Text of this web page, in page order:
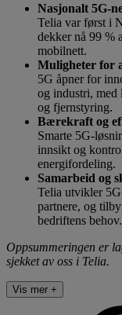
Nasjonalt 5G-
Telia var først i
dekker nå 99 %
mobilnett.
Muligheter for
5G åpner for
og industri, med
og fjernstyring.
Bærekraft og
Smarte 5G-
innsikt og
energifordeling.
Samarbeid og
Telia utvikler
partnere, og
bedriftens behov.
Oppsummeringen er
sjekket av oss i Telia.
Vis mer +